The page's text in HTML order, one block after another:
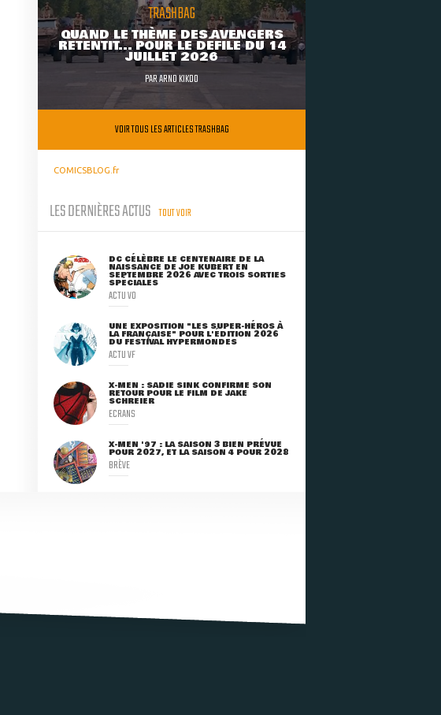
TRASHBAG
QUAND LE THÈME DES AVENGERS
RETENTIT... POUR LE DÉFILÉ DU 14
JUILLET 2026
PARARNO KIKOO
VOIR TOUS LES ARTICLES TRASHBAG
COMICSBLOG.fr
LES DERNIÈRES ACTUS TOUT VOIR
DC CÉLÈBRE LE CENTENAIRE DE LA
NAISSANCE DE JOE KUBERT EN
SEPTEMBRE 2026 AVEC TROIS SORTIES
SPÉCIALES
ACTU VO
UNE EXPOSITION "LES SUPER-HÉROS À
LA FRANÇAISE" POUR L'ÉDITION 2026
DU FESTIVAL HYPERMONDES
ACTU VF
X-MEN : SADIE SINK CONFIRME SON
RETOUR POUR LE FILM DE JAKE
SCHREIER
ECRANS
X-MEN '97 : LA SAISON 3 BIEN PRÉVUE
POUR 2027, ET LA SAISON 4 POUR 2028
BRÈVE